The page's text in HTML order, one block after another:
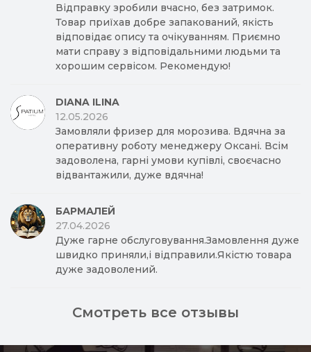
Відправку зробили вчасно, без затримок.
Товар приїхав добре запакований, якість
відповідає опису та очікуванням. Приємно
мати справу з відповідальними людьми та
хорошим сервісом. Рекомендую!
DIANA ILINA
12.05.2026
Замовляли фризер для морозива. Вдячна за
оперативну роботу менеджеру Оксані. Всім
задоволена, гарні умови купівлі, своєчасно
відвантажили, дуже вдячна!
БАРМАЛЕЙ
27.04.2026
Дуже гарне обслуговування.Замовлення дуже
швидко приняли,і відправили.Якістю товара
дуже задоволений.
Смотреть все отзывы